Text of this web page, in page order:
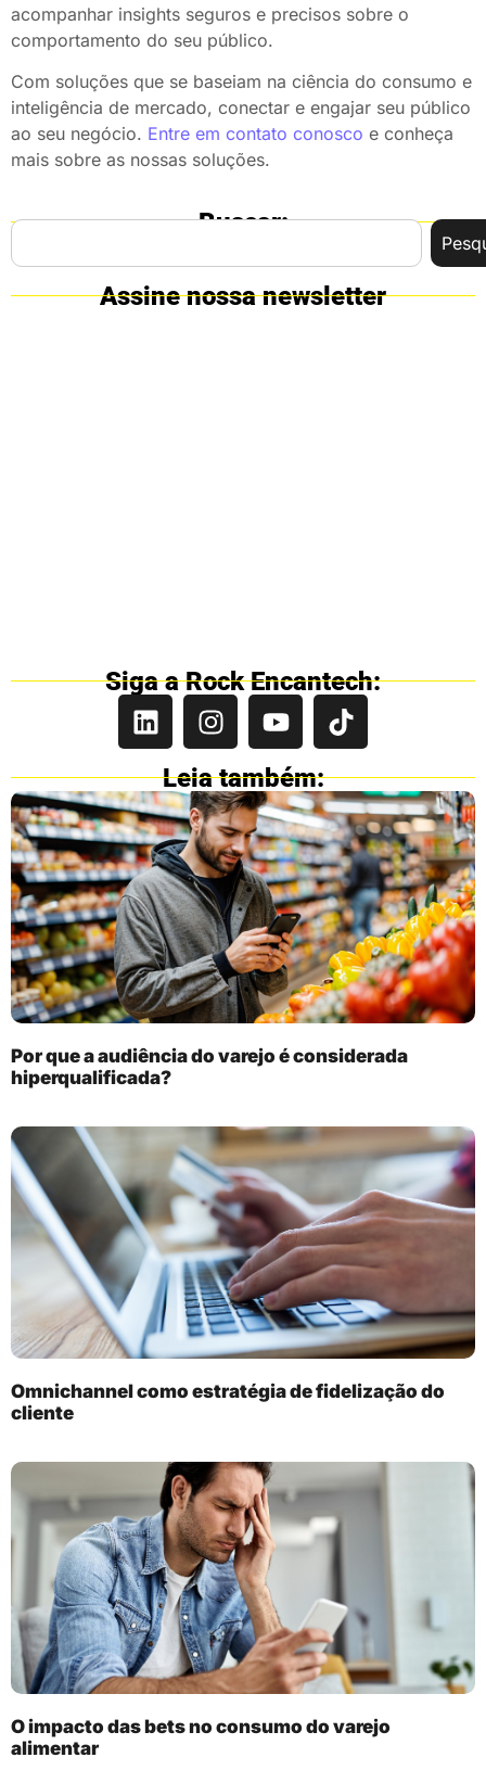
acompanhar insights seguros e precisos sobre o
comportamento do seu público.
Com soluções que se baseiam na ciência do consumo e
inteligência de mercado, conectar e engajar seu público
ao seu negócio. Entre em contato conosco e conheça
mais sobre as nossas soluções.
Buscar:
Assine nossa newsletter
Siga a Rock Encantech:
Leia também:
Por que a audiência do varejo é considerada
hiperqualificada?
Omnichannel como estratégia de fidelização do
cliente
O impacto das bets no consumo do varejo
alimentar